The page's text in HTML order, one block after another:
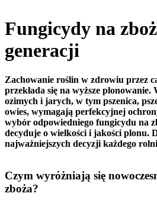
Fungicydy na
generacji
Zachowanie roślin w zdrowiu przez
przekłada się na wyższe
ozimych i jarych, w tym pszenica,
owies, wymagają perfekcyjnej
wybór odpowiedniego fungicydu na
decyduje o wielkości i jakości plonu.
najważniejszych decyzji każdego
Czym wyróżniają się
zboża?